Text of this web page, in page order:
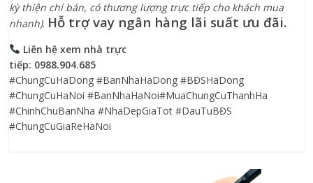
kỳ thiện chí bán, có thương lượng trực tiếp cho khách mua
nhanh). Hỗ trợ vay ngân hàng lãi suất ưu đãi.
Liên hệ xem nhà trực
tiếp: 0988.904.685
#ChungCuHaDong #BanNhaHaDong #BĐSHaDong
#ChungCuHaNoi #BanNhaHaNoi#MuaChungCuThanhHa
#ChinhChuBanNha #NhaDepGiaTot #DauTuBĐS
#ChungCuGiaReHaNoi